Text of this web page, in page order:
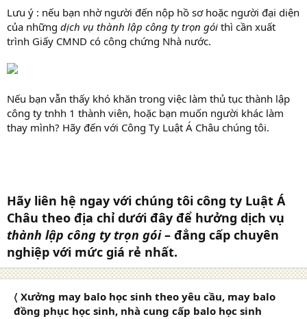
Lưu ý : nếu bạn nhờ người đến nộp hồ sơ hoặc người đại diện
của những dịch vụ thành lập công ty trọn gói thì cần xuất
trình Giấy CMND có công chứng Nhà nước.
Nếu bạn vẫn thấy khó khăn trong việc làm thủ tục thành lập
công ty tnhh 1 thành viên, hoặc bạn muốn người khác làm
thay mình? Hãy đến với Công Ty Luật Á Châu chúng tôi.
Hãy liên hệ ngay với chúng tôi công ty Luật Á
Châu theo địa chỉ dưới đây để hưởng dịch vụ
thành lập công ty trọn gói– đẳng cấp chuyên
nghiệp với mức giá rẻ nhất.
〈 Xưởng may balo học sinh theo yêu cầu, may balo
đồng phục học sinh, nhà cung cấp balo học sinh